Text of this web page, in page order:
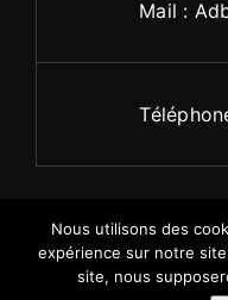
Mail :
Nous utilisons des
expérience sur notre
site, nous